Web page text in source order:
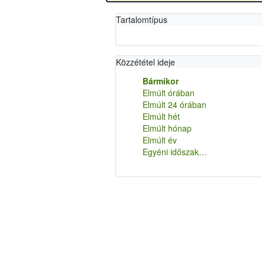
Tartalomtípus
Közzététel ideje
Bármikor
Elmúlt órában
Elmúlt 24 órában
Elmúlt hét
Elmúlt hónap
Elmúlt év
Egyéni időszak…